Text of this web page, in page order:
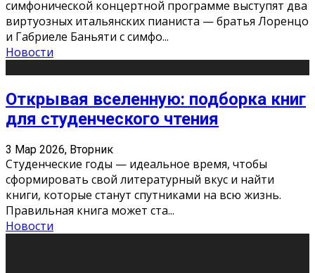
симфонической концертной программе выступят два
виртуозных итальянских пианиста — братья Лоренцо
и Габриеле Баньяти с симфо...
Новости
Открывая вселенную: подборка книг
для студенческого чтения
3 Мар 2026, Вторник
Студенческие годы — идеальное время, чтобы
сформировать свой литературный вкус и найти
книги, которые станут спутниками на всю жизнь.
Правильная книга может ста...
Новости